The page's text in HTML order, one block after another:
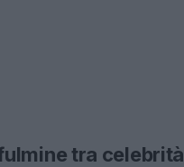
tra celebrità